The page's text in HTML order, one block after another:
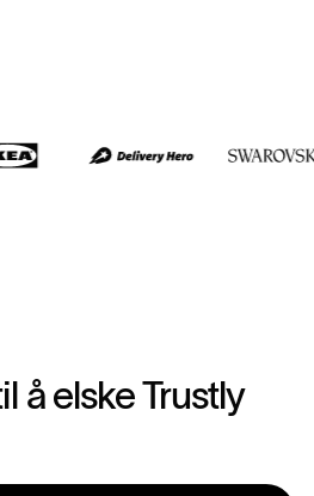
å elske Trustly